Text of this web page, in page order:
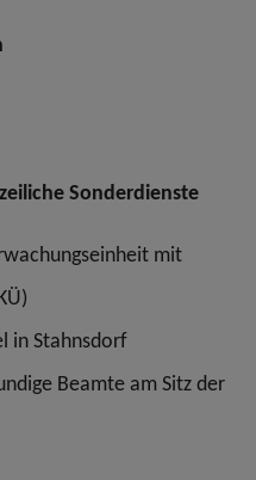
Sonderdienste
mit
in Stahnsdorf
Beamte am Sitz der